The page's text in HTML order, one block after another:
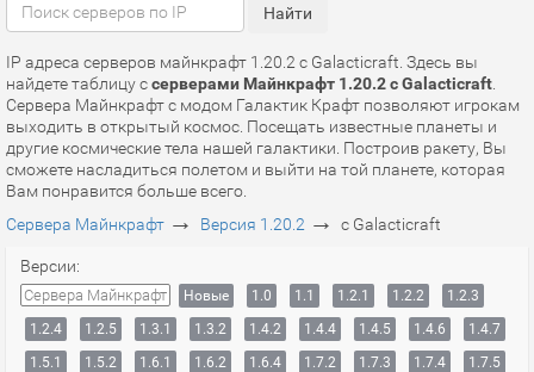
IP адреса серверов майнкрафт 1.20.2 с Galacticraft. Здесь вы
найдете таблицу ссерверами Майнкрафт 1.20.2 с Galacticraft
Сервера Майнкрафт с модом Галактик Крафт позволяют игрокам
выходить в открытый космос. Посещать известные планеты и
другие космические тела нашей галактики. Построив ракету, Вы
сможете насладиться полетом и выйти на той планете, которая
Вам понравится больше всего.
Сервера Майнкрафт → Версия 1.20.2 → с Galacticraft
Версии:
Сервера Майнкрафт Новые 1.0 1.1 1.2.1 1.2.2
1.2.3
1.2.4
1.2.5 1.3.1 1.3.2 1.4.2 1.4.4 1.4.5 1.4.6
1.4.7
1.5.1
1.5.2 1.6.1 1.6.2 1.6.4 1.7.2 1.7.3 1.7.4
1.7.5